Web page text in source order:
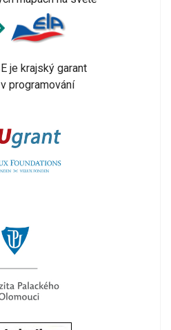
je krajský garant
programování